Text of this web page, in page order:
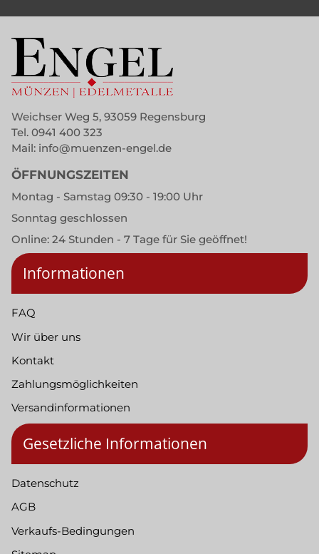
Weichser Weg 5, 93059 Regensburg
Tel. 0941 400 323
Mail: info@muenzen-engel.de
ÖFFNUNGSZEITEN
Montag - Samstag 09:30 - 19:00 Uhr
Sonntag geschlossen
Online: 24 Stunden - 7 Tage für Sie geöffnet!
Informationen
FAQ
Wir über uns
Kontakt
Zahlungsmöglichkeiten
Versandinformationen
Gesetzliche Informationen
Datenschutz
AGB
Verkaufs-Bedingungen